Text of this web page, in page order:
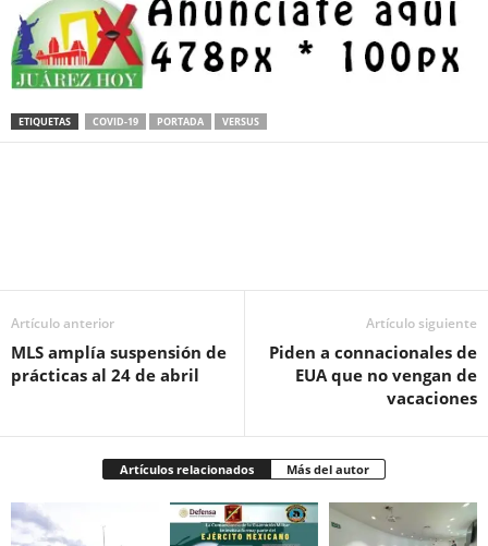
ETIQUETAS COVID-19 PORTADA VERSUS
Artículo anterior
MLS amplía suspensión de
prácticas al 24 de abril
Artículo siguiente
Piden a connacionales de
EUA que no vengan de
vacaciones
Artículos relacionados Más del autor